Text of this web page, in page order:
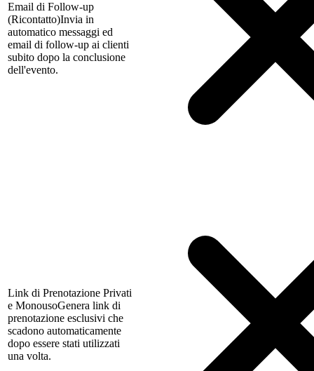
Email di Follow-up
(Ricontatto)Invia in
automatico messaggi ed
email di follow-up ai clienti
subito dopo la conclusione
dell'evento.
Link di Prenotazione Privati
e MonousoGenera link di
prenotazione esclusivi che
scadono automaticamente
dopo essere stati utilizzati
una volta.